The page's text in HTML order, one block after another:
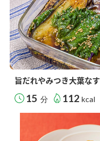
旨だれやみつき大葉なす
15 分 112 kcal